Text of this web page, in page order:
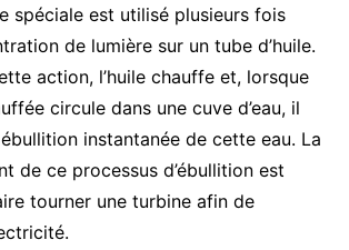
spéciale est utilisé plusieurs fois
de lumière sur un tube d’huile.
action, l’huile chauffe et, lorsque
circule dans une cuve d’eau, il
instantanée de cette eau. La
de ce processus d’ébullition est
tourner une turbine afin de